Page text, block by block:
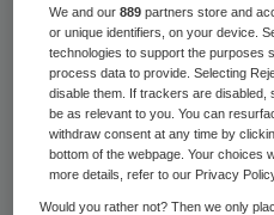
naar George Orwell,
bias in taalmodellen,
podcast Voorzorg.
We and our889 partners store and
or unique identifiers, on your device.
technologies to support the purposes
process data to provide. Selecting
disable them. If trackers are
be as relevant to you. You can
withdraw consent at any time by
bottom of the webpage. Your choices
more details, refer to our Privacy
Would you rather not? Then we only